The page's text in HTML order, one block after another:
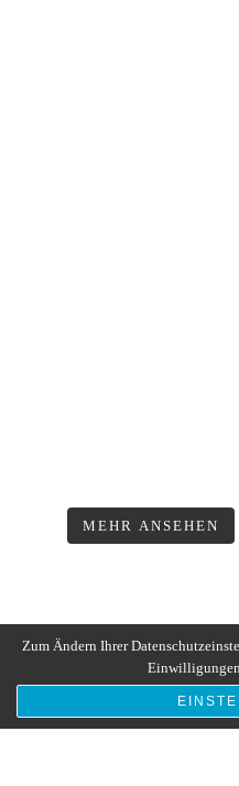
MEHR ANSEHEN
Zum Ändern Ihrer